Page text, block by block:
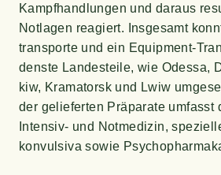
Kampf­hand­lun­gen und dar­aus
Not­la­gen reagiert. Ins­ge­samt
trans­por­te und ein Equip­ment-
dens­te Lan­des­tei­le, wie Odes­sa,
kiw, Kra­ma­torsk und Lwiw
der gelie­fer­ten Prä­pa­ra­te umfasst
Inten­siv- und Not­me­di­zin,
kon­vul­si­va sowie